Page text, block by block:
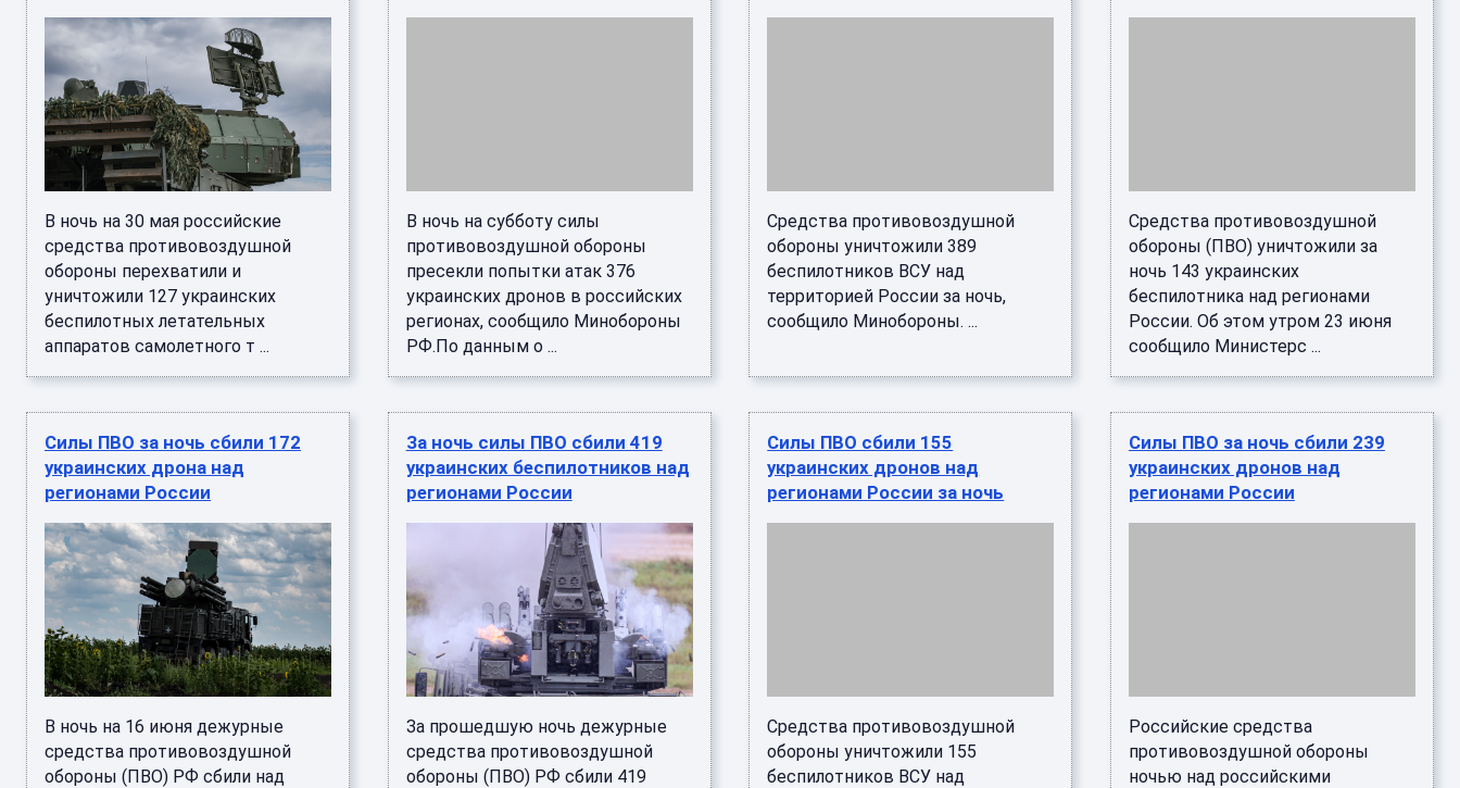
В ночь на 30 мая российские
средства противовоздушной
обороны перехватили и
уничтожили 127 украинских
беспилотных летательных
аппаратов самолетного т ...
В ночь на субботу силы
противовоздушной обороны
пресекли попытки атак 376
украинских дронов в российских
регионах, сообщило Минобороны
РФ.По данным о ...
Средства противовоздушной
обороны уничтожили 389
беспилотников ВСУ над
территорией России за ночь,
сообщило Минобороны. ...
Средства противовоздушной
обороны (ПВО) уничтожили за
ночь 143 украинских
беспилотника над регионами
России. Об этом утром 23 июня
сообщило Министерс ...
Силы ПВО за ночь сбили 172
украинских дрона над
регионами России
В ночь на 16 июня дежурные
средства противовоздушной
обороны (ПВО) РФ сбили над
За ночь силы ПВО сбили 419
украинских беспилотников над
регионами России
За прошедшую ночь дежурные
средства противовоздушной
обороны (ПВО) РФ сбили 419
Силы ПВО сбили 155
украинских дронов над
регионами России за ночь
Средства противовоздушной
обороны уничтожили 155
беспилотников ВСУ над
Силы ПВО за ночь сбили 239
украинских дронов над
регионами России
Российские средства
противовоздушной обороны
ночью над российскими